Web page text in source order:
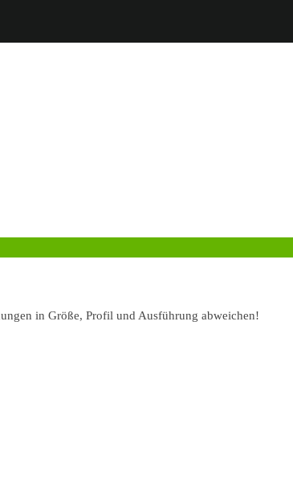
in Größe, Profil und Ausführung abweichen!